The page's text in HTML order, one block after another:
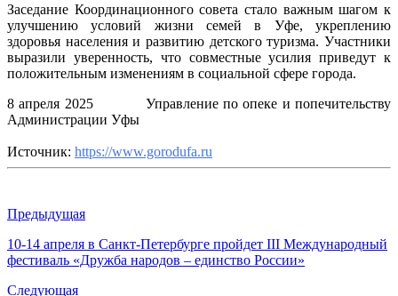
Заседание Координационного совета стало важным шагом к
улучшению условий жизни семей в Уфе, укреплению
здоровья населения и развитию детского туризма. Участники
выразили уверенность, что совместные усилия приведут к
положительным изменениям в социальной сфере города.
8 апреля 2025 Управление по опеке и попечительству
Администрации Уфы
Источник: https://www.gorodufa.ru
Предыдущая
10-14 апреля в Санкт-Петербурге пройдет III Международный
фестиваль «Дружба народов – единство России»
Следующая